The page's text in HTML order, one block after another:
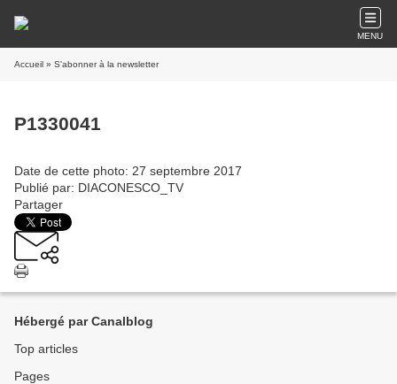
MENU
Accueil » S'abonner à la newsletter
P1330041
Date de cette photo: 27 septembre 2017
Publié par: DIACONESCO_TV
Partager
Hébergé par Canalblog
Top articles
Pages